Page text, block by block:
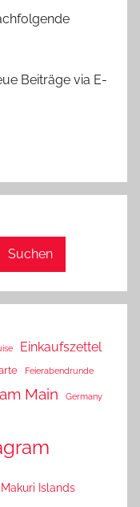
Beiträge via E-
Suchen
Einkaufszettel
Feierabendrunde
Main Germany
Makuri Islands